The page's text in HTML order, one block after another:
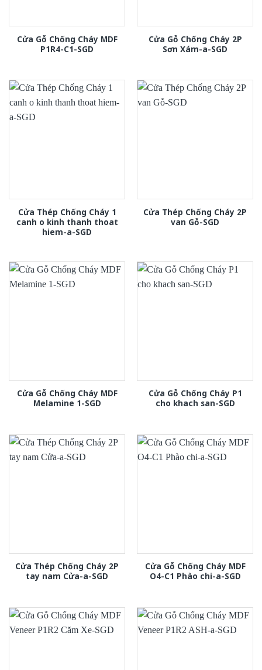
Cửa Gỗ Chống Cháy MDF
P1R4-C1-SGD
Cửa Gỗ Chống Cháy 2P
Sơn Xám-a-SGD
Cửa Thép Chống Cháy 1
canh o kinh thanh thoat
hiem-a-SGD
Cửa Thép Chống Cháy 2P
van Gỗ-SGD
Cửa Gỗ Chống Cháy MDF
Melamine 1-SGD
Cửa Gỗ Chống Cháy P1
cho khach san-SGD
Cửa Thép Chống Cháy 2P
tay nam Cửa-a-SGD
Cửa Gỗ Chống Cháy MDF
O4-C1 Phào chi-a-SGD